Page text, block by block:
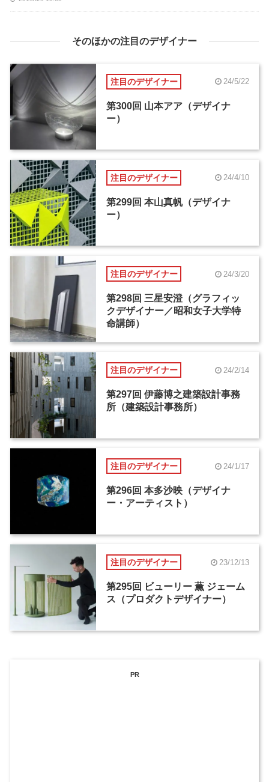
そのほかの注目のデザイナー
注目のデザイナー 24/5/22
第300回 山本アア（デザイナ
ー）
注目のデザイナー 24/4/10
第299回 本山真帆（デザイナ
ー）
注目のデザイナー 24/3/20
第298回 三星安澄（グラフィッ
クデザイナー／昭和女子大学特
命講師）
注目のデザイナー 24/2/14
第297回 伊藤博之建築設計事務
所（建築設計事務所）
注目のデザイナー 24/1/17
第296回 本多沙映（デザイナ
ー・アーティスト）
注目のデザイナー 23/12/13
第295回 ビューリー 薫 ジェーム
ス（プロダクトデザイナー）
PR